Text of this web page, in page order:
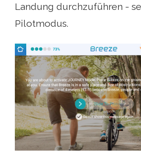
Landung durchzuführen -
Pilotmodus.